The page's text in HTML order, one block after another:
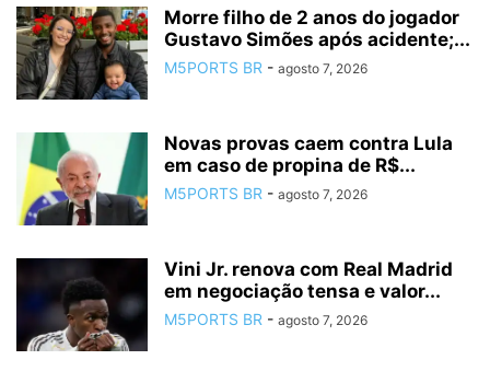
Morre filho de 2 anos do jogador
Gustavo Simões após acidente;...
M5PORTS BR - agosto 7, 2026
Novas provas caem contra Lula
em caso de propina de R$...
M5PORTS BR - agosto 7, 2026
Vini Jr. renova com Real Madrid
em negociação tensa e valor...
M5PORTS BR - agosto 7, 2026